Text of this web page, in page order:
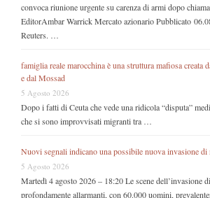
convoca riunione urgente su carenza di armi dopo
EditorAmbar Warrick Mercato azionario Pubblicato
Reuters. …
famiglia reale marocchina è una struttura mafiosa creata
e dal Mossad
5 Agosto 2026
Dopo i fatti di Ceuta che vede una ridicola “disputa”
che si sono improvvisati migranti tra …
Nuovi segnali indicano una possibile nuova invasione
5 Agosto 2026
Martedì 4 agosto 2026 – 18:20 Le scene dell’invasione
profondamente allarmanti, con 60.000 uomini,